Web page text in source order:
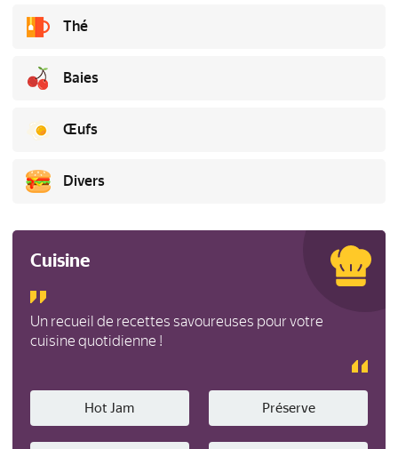
Thé
Baies
Œufs
Divers
Cuisine
Un recueil de recettes savoureuses pour votre
cuisine quotidienne !
Hot Jam Préserve